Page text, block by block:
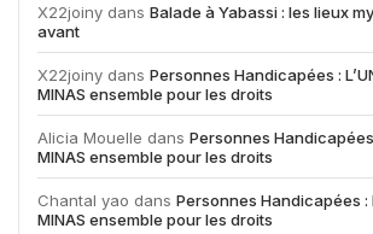
X22joiny dans Balade à Yabassi : les lieux
avant
X22joiny dans Personnes Handicapées :
MINAS ensemble pour les droits
Alicia Mouelle dans Personnes Handicapées
MINAS ensemble pour les droits
Chantal yao dans Personnes Handicapées :
MINAS ensemble pour les droits